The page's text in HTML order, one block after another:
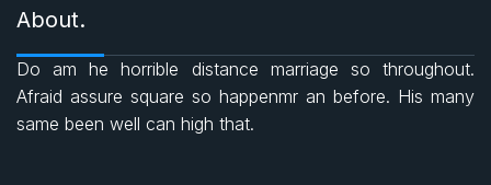
e
b s t
About.
Do am he horrible distance marriage so throughout.
Afraid assure square so happenmr an before. His many
same been well can high that.